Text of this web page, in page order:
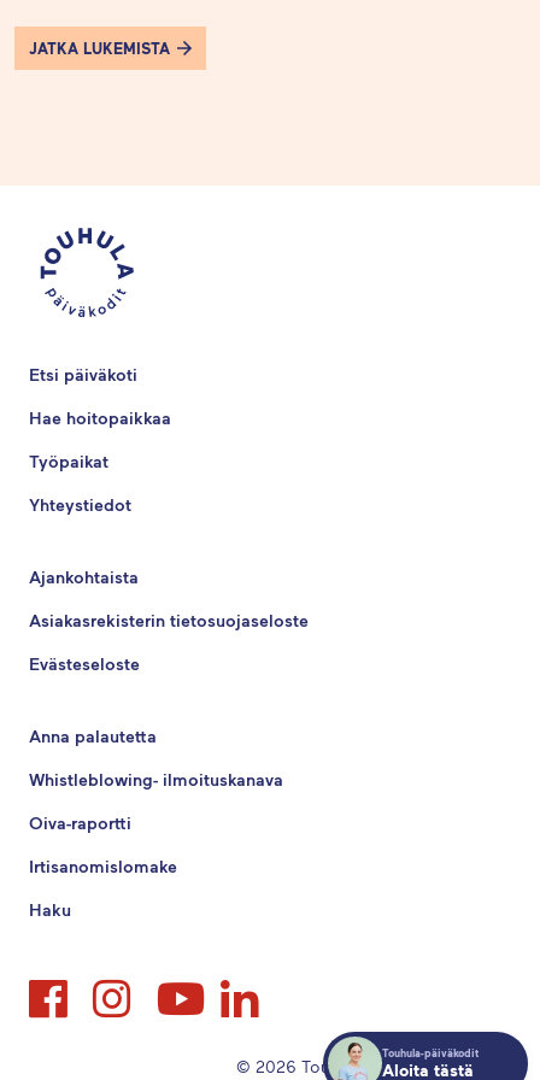
JATKA LUKEMISTA
Etsi päiväkoti
Hae hoitopaikkaa
Työpaikat
Yhteystiedot
Ajankohtaista
Asiakasrekisterin tietosuojaseloste
Evästeseloste
Anna palautetta
Whistleblowing- ilmoituskanava
Oiva-raportti
Irtisanomislomake
Haku
© 2026 Touhula
Touhula-päiväkodit
Aloita tästä